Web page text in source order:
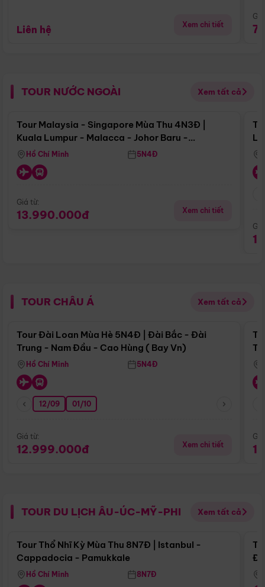
Liên hệ Xem chi tiết
TOUR NƯỚC NGOÀI Xem tất cả
Điểm nổi bật
Tour Malaysia - Singapore Mùa Thu 4N3Đ |
Kuala Lumpur - Malacca - Johor Baru -
Singapore
Hồ Chí Minh 5N4Đ
Giá từ:
13.990.000đ Xem chi tiết
TOUR CHÂU Á Xem tất cả
Điểm nổi bật
Tour Đài Loan Mùa Hè 5N4Đ | Đài Bắc - Đài
Trung - Nam Đầu - Cao Hùng ( Bay Vn)
Hồ Chí Minh 5N4Đ
12/09 01/10
Giá từ:
12.999.000đ Xem chi tiết
TOUR DU LỊCH ÂU-ÚC-MỸ-PHI Xem tất cả
Điểm nổi bật
Tour Thổ Nhĩ Kỳ Mùa Thu 8N7Đ | Istanbul -
Cappadocia - Pamukkale
Hồ Chí Minh 8N7Đ